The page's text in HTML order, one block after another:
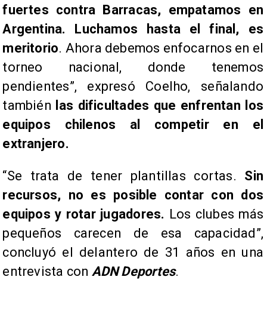
fuertes contra Barracas, empatamos en
Argentina. Luchamos hasta el final, es
meritorio. Ahora debemos enfocarnos en el
torneo nacional, donde tenemos
pendientes”, expresó Coelho, señalando
también las dificultades que enfrentan los
equipos chilenos al competir en el
extranjero.
“Se trata de tener plantillas cortas. Sin
recursos, no es posible contar con dos
equipos y rotar jugadores. Los clubes más
pequeños carecen de esa capacidad”,
concluyó el delantero de 31 años en una
entrevista con ADN Deportes.